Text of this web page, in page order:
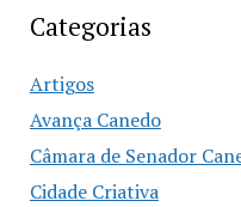
Categorias
Artigos
Avança Canedo
Câmara de Senador
Cidade Criativa